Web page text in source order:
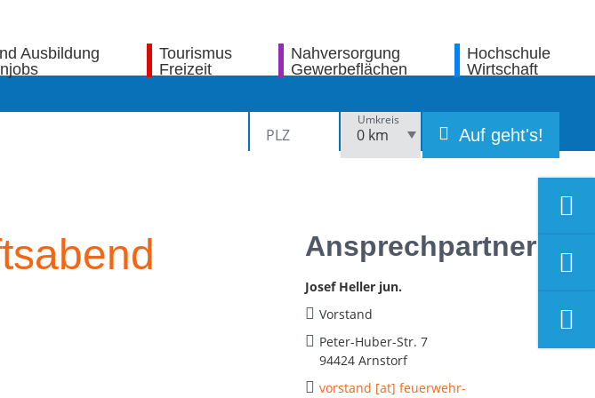
Ausbildung
Tourismus
Freizeit
Nahversorgung
Gewerbeflächen
Hochschule
Wirtschaft
Umkreis
Auf geht's!
Ansprechpartner
Josef Heller jun.
Vorstand
Peter-Huber-Str. 7
94424 Arnstorf
vorstand [at] feuerwehr-